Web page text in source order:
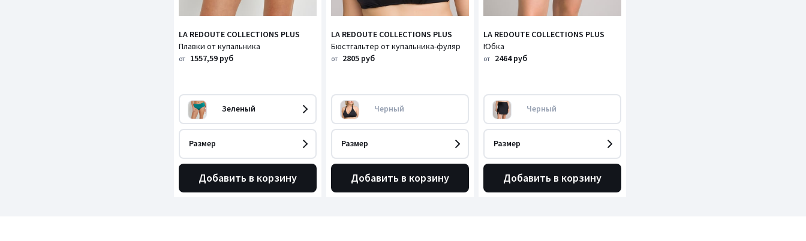
LA REDOUTE COLLECTIONS PLUS
Плавки от купальника
от 1557,59 руб
Зеленый
Размер
Добавить в корзину
LA REDOUTE COLLECTIONS PLUS
Бюстгальтер от купальника-фуляр
от 2805 руб
Черный
Размер
Добавить в корзину
LA REDOUTE COLLECTIONS PLUS
Юбка
от 2464 руб
Черный
Размер
Добавить в корзину